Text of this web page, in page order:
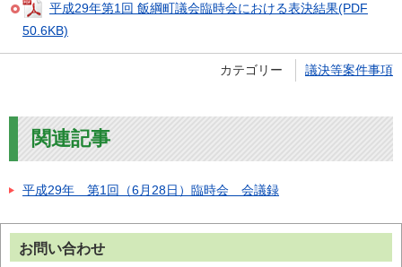
平成29年第1回 飯綱町議会臨時会における表決結果(PDF
50.6KB)
カテゴリー 議決等案件事項
関連記事
平成29年 第1回（6月28日）臨時会 会議録
お問い合わせ